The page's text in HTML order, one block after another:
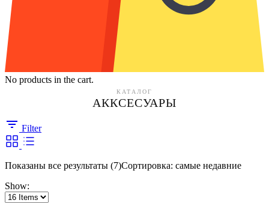
No products in the cart.
КАТАЛОГ
АККСЕСУАРЫ
Filter
Показаны все результаты (7)Сортировка: самые недавние
Show: